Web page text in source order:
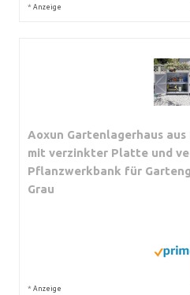
* Anzeige
Aoxun Gartenlagerhaus
mit verzinkter Platte und
Pflanzwerkbank für
Grau
* Anzeige